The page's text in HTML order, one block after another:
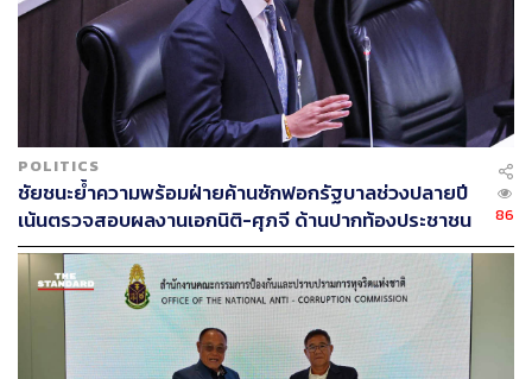
POLITICS
ชัยชนะย้ำความพร้อมฝ่ายค้านซักฟอกรัฐบาลช่วงปลายปี
เน้นตรวจสอบผลงานเอกนิติ-ศุภจี ด้านปากท้องประชาชน
86